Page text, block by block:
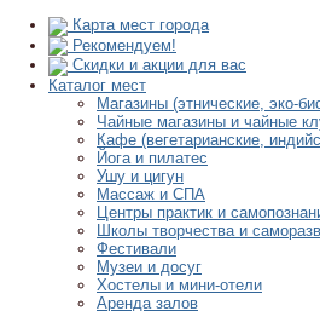
Карта мест города
Рекомендуем!
Скидки и акции для вас
Каталог мест
Магазины (этнические, эко-
Чайные магазины и чайные
Кафе (вегетарианские,
Йога и пилатес
Ушу и цигун
Массаж и СПА
Центры практик и
Школы творчества и
Фестивали
Музеи и досуг
Хостелы и мини-отели
Аренда залов